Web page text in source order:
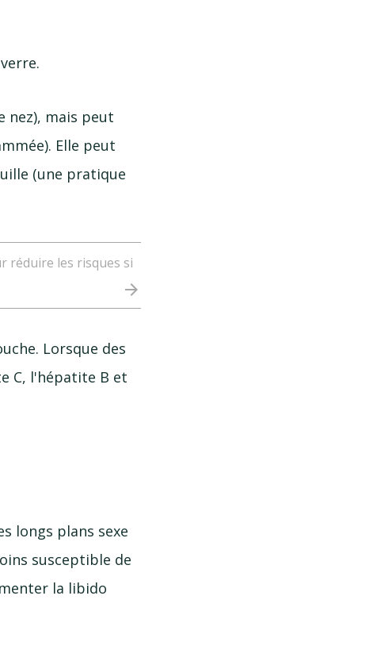
nez), mais peut
Elle peut
(une pratique
réduire les risques si
arrow_forward
Lorsque des
C, l'hépatite B et
longs plans sexe
susceptible de
la libido